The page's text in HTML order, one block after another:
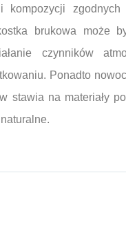
brukowa może
czynników
Ponadto
stawia na materiały